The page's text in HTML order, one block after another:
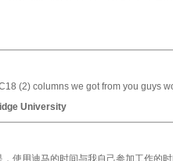
(2) columns we got from you guys
University
使用迪马的时间与我自己参加工作的